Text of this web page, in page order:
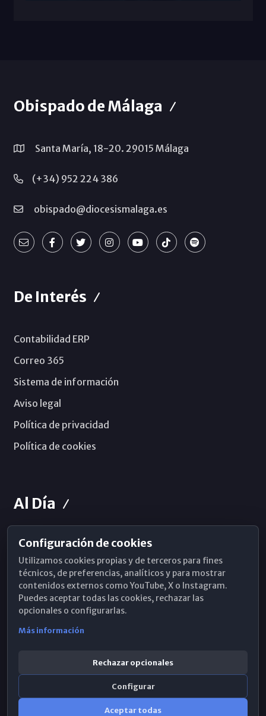
Obispado de Málaga
Santa María, 18-20. 29015 Málaga
(+34) 952 224 386
obispado@diocesismalaga.es
De Interés
Contabilidad ERP
Correo 365
Sistema de información
Aviso legal
Política de privacidad
Política de cookies
Al Día
Horarios de Misa
Hemeroteca
WhatsApp
Configuración de cookies
Utilizamos cookies propias y de terceros para fines
técnicos, de preferencias, analíticos y para mostrar
contenidos externos como YouTube, X o Instagram.
Puedes aceptar todas las cookies, rechazar las
opcionales o configurarlas.
Más información
Rechazar opcionales
Configurar
Aceptar todas